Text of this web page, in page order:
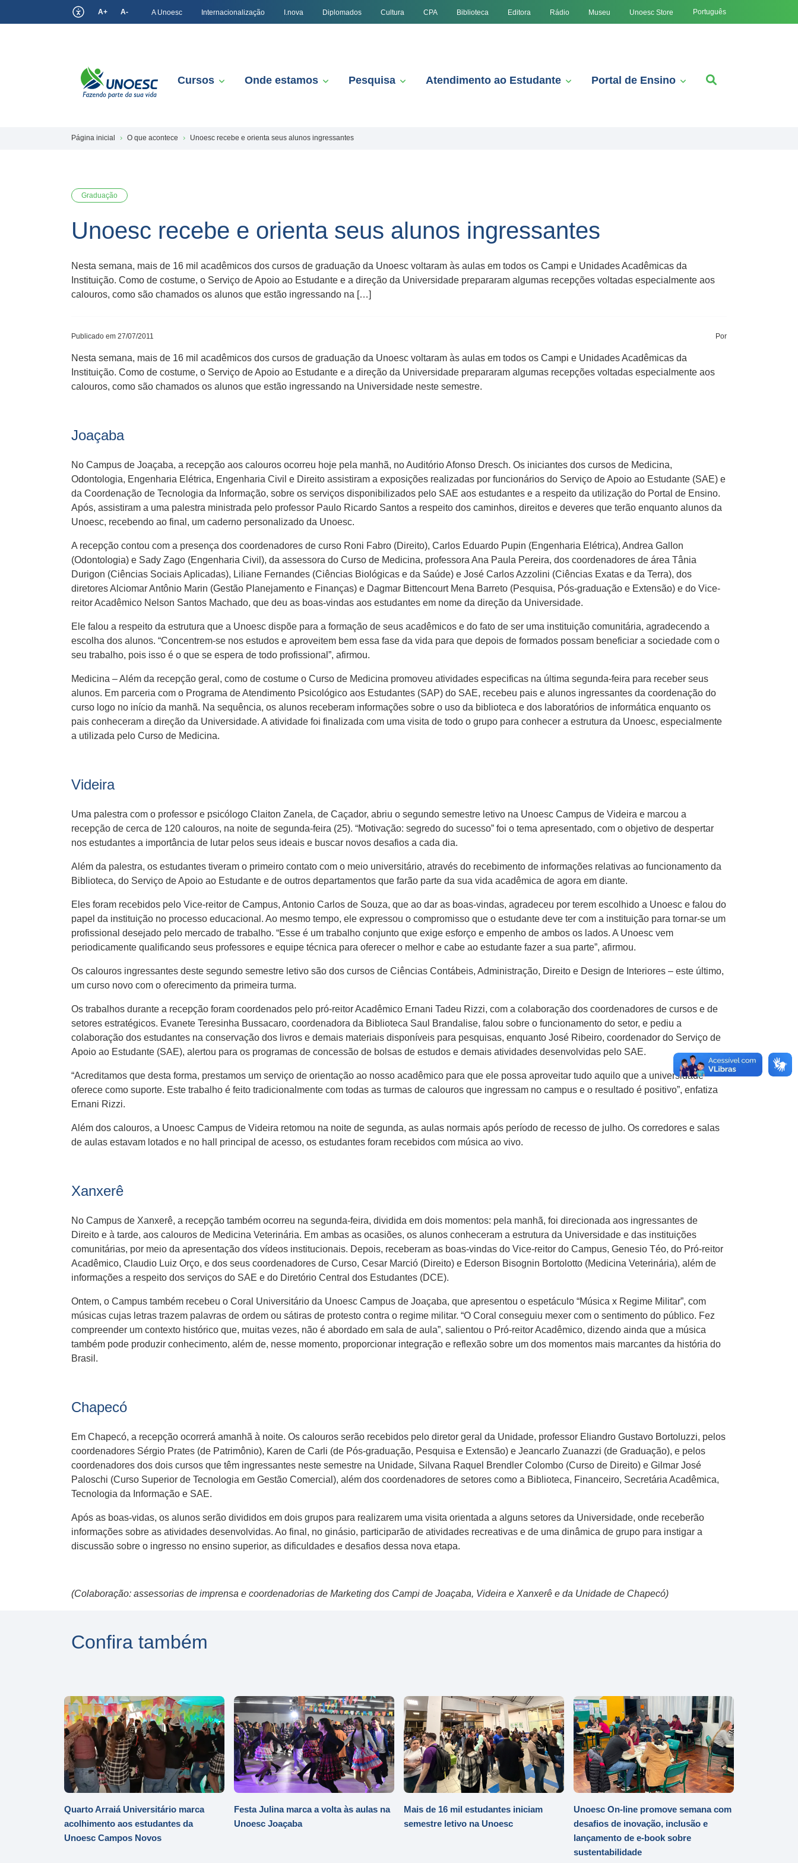
A+ A- A Unoesc Internacionalização I.nova Diplomados Cultura CPA Biblioteca Editora Rádio Museu Unoesc Store Português
Cursos Onde estamos Pesquisa Atendimento ao Estudante Portal de Ensino
Página inicial O que acontece Unoesc recebe e orienta seus alunos ingressantes
Graduação
Unoesc recebe e orienta seus alunos ingressantes
Nesta semana, mais de 16 mil acadêmicos dos cursos de graduação da Unoesc voltaram às aulas em todos os Campi e Unidades Acadêmicas da
Instituição. Como de costume, o Serviço de Apoio ao Estudante e a direção da Universidade prepararam algumas recepções voltadas especialmente aos
calouros, como são chamados os alunos que estão ingressando na […]
Publicado em 27/07/2011 Por
Nesta semana, mais de 16 mil acadêmicos dos cursos de graduação da Unoesc voltaram às aulas em todos os Campi e Unidades Acadêmicas da
Instituição. Como de costume, o Serviço de Apoio ao Estudante e a direção da Universidade prepararam algumas recepções voltadas especialmente aos
calouros, como são chamados os alunos que estão ingressando na Universidade neste semestre.
Joaçaba
No Campus de Joaçaba, a recepção aos calouros ocorreu hoje pela manhã, no Auditório Afonso Dresch. Os iniciantes dos cursos de Medicina,
Odontologia, Engenharia Elétrica, Engenharia Civil e Direito assistiram a exposições realizadas por funcionários do Serviço de Apoio ao Estudante (SAE) e
da Coordenação de Tecnologia da Informação, sobre os serviços disponibilizados pelo SAE aos estudantes e a respeito da utilização do Portal de Ensino.
Após, assistiram a uma palestra ministrada pelo professor Paulo Ricardo Santos a respeito dos caminhos, direitos e deveres que terão enquanto alunos da
Unoesc, recebendo ao final, um caderno personalizado da Unoesc.
A recepção contou com a presença dos coordenadores de curso Roni Fabro (Direito), Carlos Eduardo Pupin (Engenharia Elétrica), Andrea Gallon
(Odontologia) e Sady Zago (Engenharia Civil), da assessora do Curso de Medicina, professora Ana Paula Pereira, dos coordenadores de área Tânia
Durigon (Ciências Sociais Aplicadas), Liliane Fernandes (Ciências Biológicas e da Saúde) e José Carlos Azzolini (Ciências Exatas e da Terra), dos
diretores Alciomar Antônio Marin (Gestão Planejamento e Finanças) e Dagmar Bittencourt Mena Barreto (Pesquisa, Pós-graduação e Extensão) e do Vice-
reitor Acadêmico Nelson Santos Machado, que deu as boas-vindas aos estudantes em nome da direção da Universidade.
Ele falou a respeito da estrutura que a Unoesc dispõe para a formação de seus acadêmicos e do fato de ser uma instituição comunitária, agradecendo a
escolha dos alunos. “Concentrem-se nos estudos e aproveitem bem essa fase da vida para que depois de formados possam beneficiar a sociedade com o
seu trabalho, pois isso é o que se espera de todo profissional”, afirmou.
Medicina – Além da recepção geral, como de costume o Curso de Medicina promoveu atividades especificas na última segunda-feira para receber seus
alunos. Em parceria com o Programa de Atendimento Psicológico aos Estudantes (SAP) do SAE, recebeu pais e alunos ingressantes da coordenação do
curso logo no início da manhã. Na sequência, os alunos receberam informações sobre o uso da biblioteca e dos laboratórios de informática enquanto os
pais conheceram a direção da Universidade. A atividade foi finalizada com uma visita de todo o grupo para conhecer a estrutura da Unoesc, especialmente
a utilizada pelo Curso de Medicina.
Videira
Uma palestra com o professor e psicólogo Claiton Zanela, de Caçador, abriu o segundo semestre letivo na Unoesc Campus de Videira e marcou a
recepção de cerca de 120 calouros, na noite de segunda-feira (25). “Motivação: segredo do sucesso” foi o tema apresentado, com o objetivo de despertar
nos estudantes a importância de lutar pelos seus ideais e buscar novos desafios a cada dia.
Além da palestra, os estudantes tiveram o primeiro contato com o meio universitário, através do recebimento de informações relativas ao funcionamento da
Biblioteca, do Serviço de Apoio ao Estudante e de outros departamentos que farão parte da sua vida acadêmica de agora em diante.
Eles foram recebidos pelo Vice-reitor de Campus, Antonio Carlos de Souza, que ao dar as boas-vindas, agradeceu por terem escolhido a Unoesc e falou do
papel da instituição no processo educacional. Ao mesmo tempo, ele expressou o compromisso que o estudante deve ter com a instituição para tornar-se um
profissional desejado pelo mercado de trabalho. “Esse é um trabalho conjunto que exige esforço e empenho de ambos os lados. A Unoesc vem
periodicamente qualificando seus professores e equipe técnica para oferecer o melhor e cabe ao estudante fazer a sua parte”, afirmou.
Os calouros ingressantes deste segundo semestre letivo são dos cursos de Ciências Contábeis, Administração, Direito e Design de Interiores – este último,
um curso novo com o oferecimento da primeira turma.
Os trabalhos durante a recepção foram coordenados pelo pró-reitor Acadêmico Ernani Tadeu Rizzi, com a colaboração dos coordenadores de cursos e de
setores estratégicos. Evanete Teresinha Bussacaro, coordenadora da Biblioteca Saul Brandalise, falou sobre o funcionamento do setor, e pediu a
colaboração dos estudantes na conservação dos livros e demais materiais disponíveis para pesquisas, enquanto José Ribeiro, coordenador do Serviço de
Apoio ao Estudante (SAE), alertou para os programas de concessão de bolsas de estudos e demais atividades desenvolvidas pelo SAE.
“Acreditamos que desta forma, prestamos um serviço de orientação ao nosso acadêmico para que ele possa aproveitar tudo aquilo que a universidade
oferece como suporte. Este trabalho é feito tradicionalmente com todas as turmas de calouros que ingressam no campus e o resultado é positivo”, enfatiza
Ernani Rizzi.
Além dos calouros, a Unoesc Campus de Videira retomou na noite de segunda, as aulas normais após período de recesso de julho. Os corredores e salas
de aulas estavam lotados e no hall principal de acesso, os estudantes foram recebidos com música ao vivo.
Xanxerê
No Campus de Xanxerê, a recepção também ocorreu na segunda-feira, dividida em dois momentos: pela manhã, foi direcionada aos ingressantes de
Direito e à tarde, aos calouros de Medicina Veterinária. Em ambas as ocasiões, os alunos conheceram a estrutura da Universidade e das instituições
comunitárias, por meio da apresentação dos vídeos institucionais. Depois, receberam as boas-vindas do Vice-reitor do Campus, Genesio Téo, do Pró-reitor
Acadêmico, Claudio Luiz Orço, e dos seus coordenadores de Curso, Cesar Marció (Direito) e Ederson Bisognin Bortolotto (Medicina Veterinária), além de
informações a respeito dos serviços do SAE e do Diretório Central dos Estudantes (DCE).
Ontem, o Campus também recebeu o Coral Universitário da Unoesc Campus de Joaçaba, que apresentou o espetáculo “Música x Regime Militar”, com
músicas cujas letras trazem palavras de ordem ou sátiras de protesto contra o regime militar. “O Coral conseguiu mexer com o sentimento do público. Fez
compreender um contexto histórico que, muitas vezes, não é abordado em sala de aula”, salientou o Pró-reitor Acadêmico, dizendo ainda que a música
também pode produzir conhecimento, além de, nesse momento, proporcionar integração e reflexão sobre um dos momentos mais marcantes da história do
Brasil.
Chapecó
Em Chapecó, a recepção ocorrerá amanhã à noite. Os calouros serão recebidos pelo diretor geral da Unidade, professor Eliandro Gustavo Bortoluzzi, pelos
coordenadores Sérgio Prates (de Patrimônio), Karen de Carli (de Pós-graduação, Pesquisa e Extensão) e Jeancarlo Zuanazzi (de Graduação), e pelos
coordenadores dos dois cursos que têm ingressantes neste semestre na Unidade, Silvana Raquel Brendler Colombo (Curso de Direito) e Gilmar José
Paloschi (Curso Superior de Tecnologia em Gestão Comercial), além dos coordenadores de setores como a Biblioteca, Financeiro, Secretária Acadêmica,
Tecnologia da Informação e SAE.
Após as boas-vidas, os alunos serão divididos em dois grupos para realizarem uma visita orientada a alguns setores da Universidade, onde receberão
informações sobre as atividades desenvolvidas. Ao final, no ginásio, participarão de atividades recreativas e de uma dinâmica de grupo para instigar a
discussão sobre o ingresso no ensino superior, as dificuldades e desafios dessa nova etapa.
(Colaboração: assessorias de imprensa e coordenadorias de Marketing dos Campi de Joaçaba, Videira e Xanxerê e da Unidade de Chapecó)
Confira também
Quarto Arraiá Universitário marca
acolhimento aos estudantes da
Unoesc Campos Novos
Festa Julina marca a volta às aulas na
Unoesc Joaçaba
Mais de 16 mil estudantes iniciam
semestre letivo na Unoesc
Unoesc On-line promove semana com
desafios de inovação, inclusão e
lançamento de e-book sobre
sustentabilidade